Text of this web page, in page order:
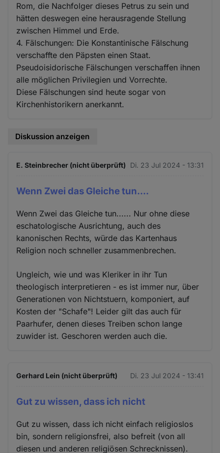
Rom, die Nachfolger dieses Petrus zu sein und
hätten deswegen eine herausragende Stellung
zwischen Himmel und Erde.
4. Fälschungen: Die Konstantinische Fälschung
verschaffte den Päpsten einen Staat.
Pseudoisidorische Fälschungen verschaffen ihnen
alle möglichen Privilegien und Vorrechte.
Diese Fälschungen sind heute sogar von
Kirchenhistorikern anerkannt.
Diskussion anzeigen
E. Steinbrecher (nicht überprüft) Di. 23 Jul 2024 - 13:31
Wenn Zwei das Gleiche tun....
Wenn Zwei das Gleiche tun...... Nur ohne diese
eschatologische Ausrichtung, auch des
kanonischen Rechts, würde das Kartenhaus
Religion noch schneller zusammenbrechen.
Ungleich, wie und was Kleriker in ihr Tun
theologisch interpretieren - es ist immer nur, über
Generationen von Nichtstuern, komponiert, auf
Kosten der "Schafe"! Leider gilt das auch für
Paarhufer, denen dieses Treiben schon lange
zuwider ist. Geschoren werden auch die.
Gerhard Lein (nicht überprüft) Di. 23 Jul 2024 - 13:41
Gut zu wissen, dass ich nicht
Gut zu wissen, dass ich nicht einfach religioslos
bin, sondern religionsfrei, also befreit (von all
diesen und anderen religiösen Schrecknissen).